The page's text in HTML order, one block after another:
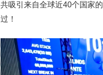
共吸引来自全球近40个国家
过！